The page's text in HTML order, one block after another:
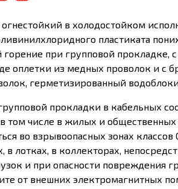
в холодостойком
пластиката
при групповой прокладке,
оплетки из медных проволок и с
герметизированный
прокладки в кабельных
том числе в жилых и
во взрывоопасных зонах классов
в лотках, в коллекторах,
и при опасности повреждения
от внешних электромагнитных